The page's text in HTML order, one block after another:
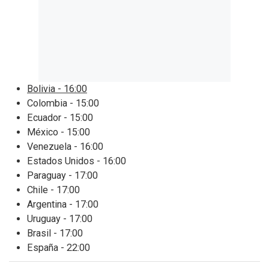
Bolivia - 16:00
Colombia - 15:00
Ecuador - 15:00
México - 15:00
Venezuela - 16:00
Estados Unidos - 16:00
Paraguay - 17:00
Chile - 17:00
Argentina - 17:00
Uruguay - 17:00
Brasil - 17:00
España - 22:00